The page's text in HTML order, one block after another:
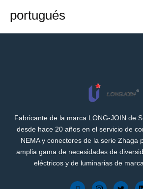
portugués
Fabricante de la marca LONG-JOIN de
desde hace 20 años en el servicio de
NEMA y conectores de la serie Zhaga
amplia gama de necesidades de
eléctricos y de luminarias de